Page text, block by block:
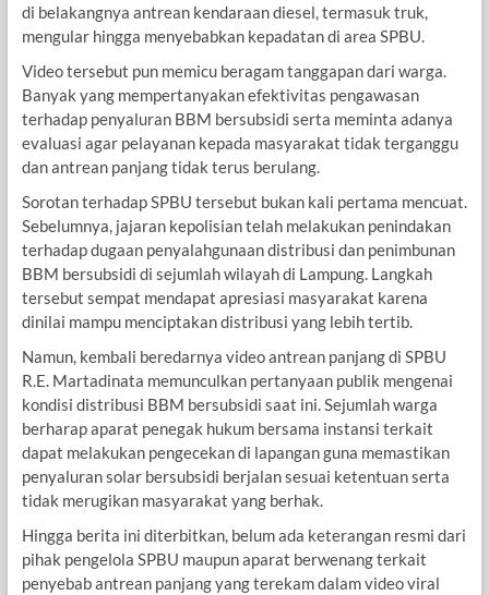
di belakangnya antrean kendaraan diesel, termasuk truk,
mengular hingga menyebabkan kepadatan di area SPBU.
Video tersebut pun memicu beragam tanggapan dari warga.
Banyak yang mempertanyakan efektivitas pengawasan
terhadap penyaluran BBM bersubsidi serta meminta adanya
evaluasi agar pelayanan kepada masyarakat tidak terganggu
dan antrean panjang tidak terus berulang.
Sorotan terhadap SPBU tersebut bukan kali pertama mencuat.
Sebelumnya, jajaran kepolisian telah melakukan penindakan
terhadap dugaan penyalahgunaan distribusi dan penimbunan
BBM bersubsidi di sejumlah wilayah di Lampung. Langkah
tersebut sempat mendapat apresiasi masyarakat karena
dinilai mampu menciptakan distribusi yang lebih tertib.
Namun, kembali beredarnya video antrean panjang di SPBU
R.E. Martadinata memunculkan pertanyaan publik mengenai
kondisi distribusi BBM bersubsidi saat ini. Sejumlah warga
berharap aparat penegak hukum bersama instansi terkait
dapat melakukan pengecekan di lapangan guna memastikan
penyaluran solar bersubsidi berjalan sesuai ketentuan serta
tidak merugikan masyarakat yang berhak.
Hingga berita ini diterbitkan, belum ada keterangan resmi dari
pihak pengelola SPBU maupun aparat berwenang terkait
penyebab antrean panjang yang terekam dalam video viral